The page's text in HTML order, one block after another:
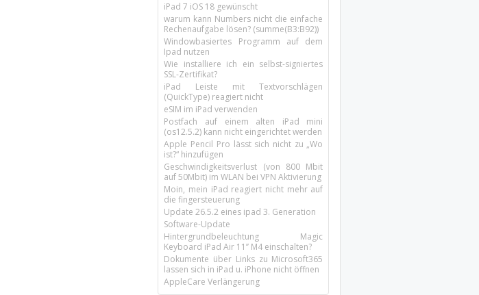
iPad 7 iOS 18 gewünscht
warum kann Numbers nicht die einfache
Rechenaufgabe lösen? (summe(B3:B92))
Windowbasiertes Programm auf dem
Ipad nutzen
Wie installiere ich ein selbst-signiertes
SSL-Zertifikat?
iPad Leiste mit Textvorschlägen
(QuickType) reagiert nicht
eSIM im iPad verwenden
Postfach auf einem alten iPad mini
(os12.5.2) kann nicht eingerichtet werden
Apple Pencil Pro lässt sich nicht zu „Wo
ist?“ hinzufügen
Geschwindigkeitsverlust (von 800 Mbit
auf 50Mbit) im WLAN bei VPN Aktivierung
Moin, mein iPad reagiert nicht mehr auf
die fingersteuerung
Update 26.5.2 eines ipad 3. Generation
Software-Update
Hintergrundbeleuchtung Magic
Keyboard iPad Air 11’’ M4 einschalten?
Dokumente über Links zu Microsoft365
lassen sich in iPad u. iPhone nicht öffnen
AppleCare Verlängerung